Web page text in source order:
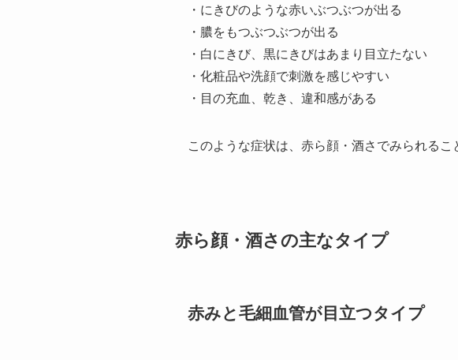
・にきびのような赤いぶつぶつが出る
・膿をもつぶつぶつが出る
・白にきび、黒にきびはあまり目立たない
・化粧品や洗顔で刺激を感じやすい
・目の充血、乾き、違和感がある
このような症状は、赤ら顔・酒さでみられるこ
赤ら顔・酒さの主なタイプ
赤みと毛細血管が目立つタイプ